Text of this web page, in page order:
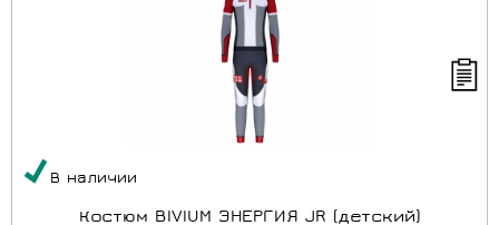
В наличии
Костюм BIVIUM ЭНЕРГИЯ JR (детский)